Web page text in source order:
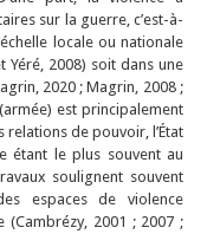
sur la guerre, c’est-à-
locale ou nationale
2008) soit dans une
2020 ; Magrin, 2008 ;
est principalement
de pouvoir, l’État
étant le plus souvent au
soulignent souvent
espaces de violence
2001 ; 2007 ;